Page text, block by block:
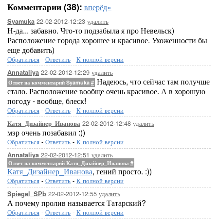
Комментарии (38): вперёд»
Syamuka 22-02-2012-12:23 удалить
Н-да... забавно. Что-то подзабыла я про Невельск)
Расположение города хорошее и красивое. Ухоженности бы
еще добавить)
Обратиться - Ответить - К полной версии
Annataliya 22-02-2012-12:29 удалить
Ответ на комментарий Syamuka # Надеюсь, что сейчас там получше
стало. Расположение вообще очень красивое. А в хорошую
погоду - вообще, блеск!
Обратиться - Ответить - К полной версии
Катя_Дизайнер_Иванова 22-02-2012-12:48 удалить
мэр очень позабавил :))
Обратиться - Ответить - К полной версии
Annataliya 22-02-2012-12:51 удалить
Ответ на комментарий Катя_Дизайнер_Иванова #
Катя_Дизайнер_Иванова, гений просто. :))
Обратиться - Ответить - К полной версии
Spiegel_SPb 22-02-2012-12:55 удалить
А почему пролив называется Татарский?
Обратиться - Ответить - К полной версии